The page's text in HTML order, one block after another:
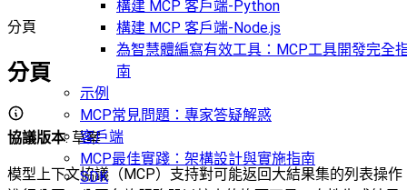
構建 MCP 客戶端-Python
構建 MCP 客戶端-Node.js
為智慧體編寫有效工具：MCP工具開發完全
南
示例
MCP常見問題：專家答疑解惑
客戶端
MCP最佳實踐：架構設計與實施指南
SDK
分頁
分頁
協議版本: 草案
模型上下文協議（MCP）支持對可能返回大結果集的列表操作